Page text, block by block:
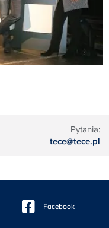
Pytania:
tece@tece.pl
Facebook